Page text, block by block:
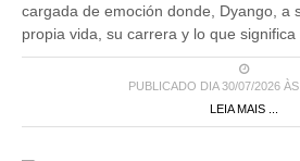
cargada de emoción donde, Dyango, a
propia vida, su carrera y lo que significa
PUBLICADO DIA 30/07/2026
LEIA MAIS ...